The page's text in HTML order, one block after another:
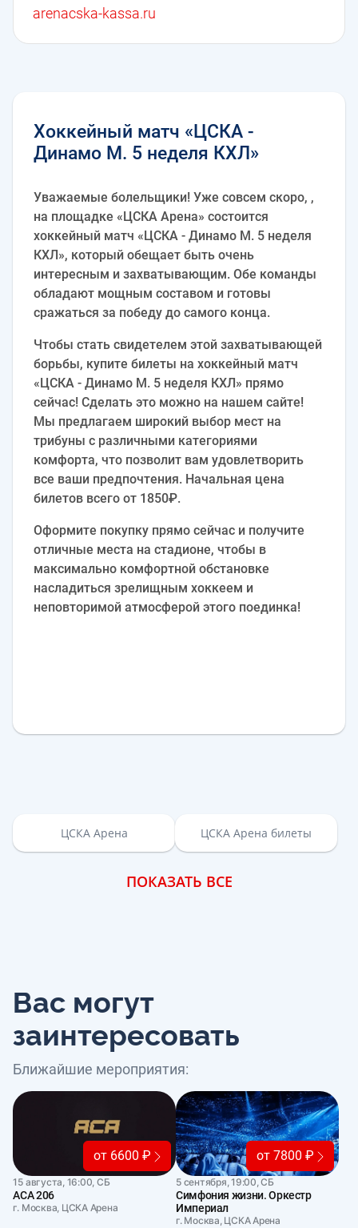
arenacska-kassa.ru
Хоккейный матч «ЦСКА -
Динамо М. 5 неделя КХЛ»
Уважаемые болельщики! Уже совсем скоро, ,
на площадке «ЦСКА Арена» состоится
хоккейный матч «ЦСКА - Динамо М. 5 неделя
КХЛ», который обещает быть очень
интересным и захватывающим. Обе команды
обладают мощным составом и готовы
сражаться за победу до самого конца.
Чтобы стать свидетелем этой захватывающей
борьбы, купите билеты на хоккейный матч
«ЦСКА - Динамо М. 5 неделя КХЛ» прямо
сейчас! Сделать это можно на нашем сайте!
Мы предлагаем широкий выбор мест на
трибуны с различными категориями
комфорта, что позволит вам удовлетворить
все ваши предпочтения. Начальная цена
билетов всего от 1850₽.
Оформите покупку прямо сейчас и получите
отличные места на стадионе, чтобы в
максимально комфортной обстановке
насладиться зрелищным хоккеем и
неповторимой атмосферой этого поединка!
ЦСКА Арена ЦСКА Арена билеты
ПОКАЗАТЬ ВСЕ
Вас могут
заинтересовать
Ближайшие мероприятия:
от 6600 ₽
15 августа, 16:00, СБ
АСА 206
г. Москва, ЦСКА Арена
от 7800 ₽
5 сентября, 19:00, СБ
Симфония жизни. Оркестр
Империал
г. Москва, ЦСКА Арена